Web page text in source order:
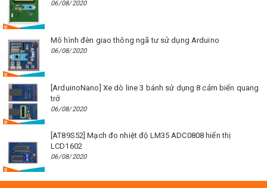
06/08/2020
Mô hình đèn giao thông ngã tư sử dụng Arduino
06/08/2020
[ArduinoNano] Xe dò line 3 bánh sử dụng 8 cảm biến quang
trở
06/08/2020
[AT89S52] Mạch đo nhiệt độ LM35 ADC0808 hiển thị
LCD1602
06/08/2020